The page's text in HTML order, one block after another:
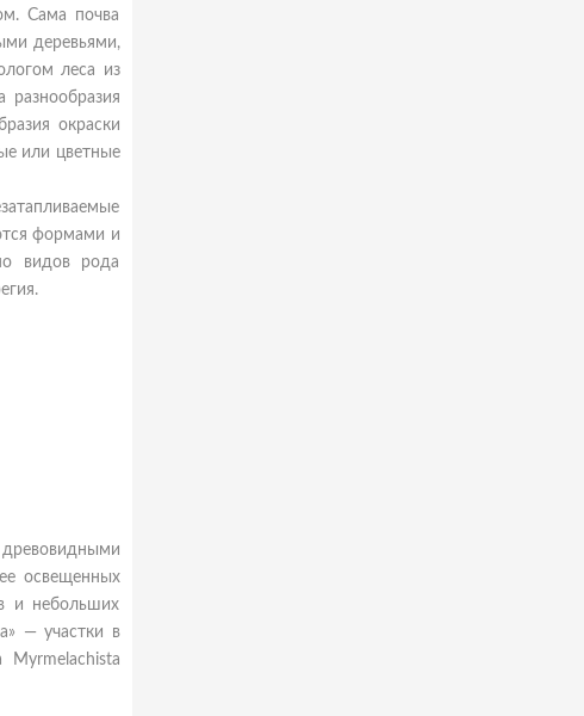
Сама почва
деревьями,
леса из
окраски
или цветные
формами и
видов рода
освещенных
и небольших
— участки в